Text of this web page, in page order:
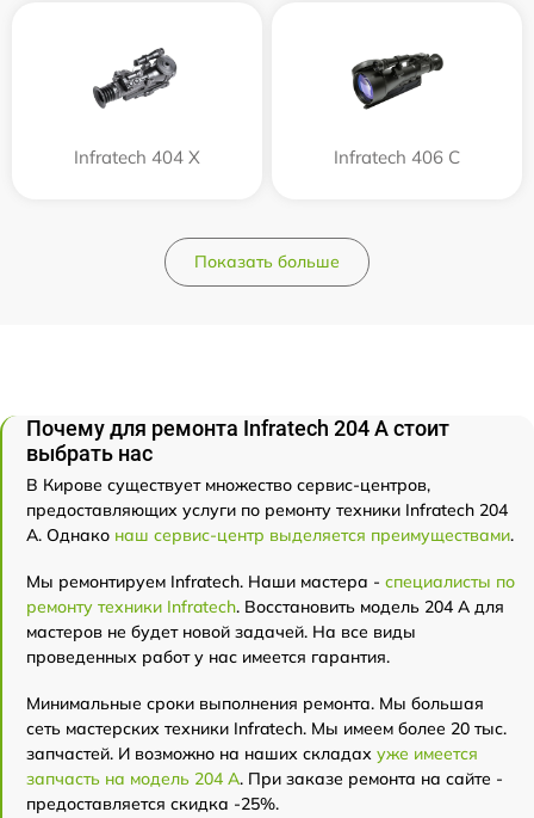
Infratech 404 Х Infratech 406 С
Показать больше
Почему для ремонта Infratech 204 А стоит
выбрать нас
В Кирове существует множество сервис-центров,
предоставляющих услуги по ремонту техники Infratech 204
А. Однако наш сервис-центр выделяется преимуществами.
Мы ремонтируем Infratech. Наши мастера - специалисты по
ремонту техники Infratech. Восстановить модель 204 А для
мастеров не будет новой задачей. На все виды
проведенных работ у нас имеется гарантия.
Минимальные сроки выполнения ремонта. Мы большая
сеть мастерских техники Infratech. Мы имеем более 20 тыс.
запчастей. И возможно на наших складах уже имеется
запчасть на модель 204 А. При заказе ремонта на сайте -
предоставляется скидка -25%.